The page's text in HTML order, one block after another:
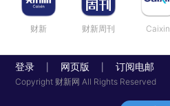
财新 财新周刊 Caixin
登录 网页版 订阅电邮
Copyright 财新网 All Rights Reserved